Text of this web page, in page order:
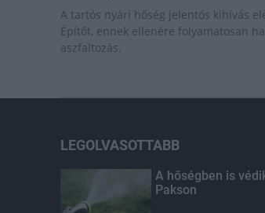
A tartós nyári hőség jelentős kihívás
Építőt, ennek ellenére folyamatosan
aszfaltozás.
LEGOLVASOTTABB
A hőségben is
Pakson